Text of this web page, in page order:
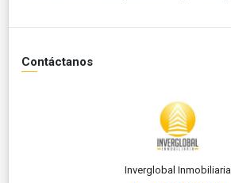
Contáctanos
Inverglobal Inmobiliaria